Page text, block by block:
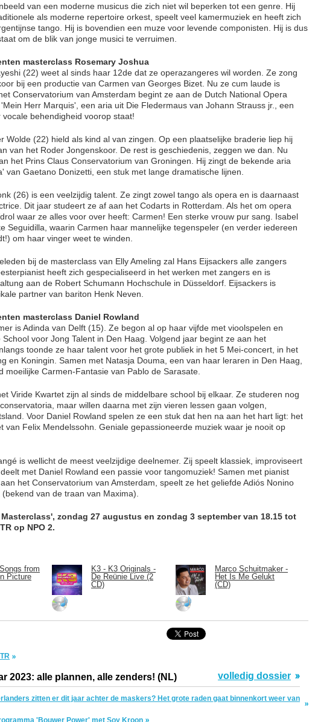
van een moderne musicus die zich niet wil beperken tot een genre. Hij
als moderne repertoire orkest, speelt veel kamermuziek en heeft zich
tango. Hij is bovendien een muze voor levende componisten. Hij is dus
om de blik van jonge musici te verruimen.
masterclass Rosemary Joshua
(22) weet al sinds haar 12de dat ze operazangeres wil worden. Ze zong
bij een productie van Carmen van Georges Bizet. Nu ze cum laude is
Conservatorium van Amsterdam begint ze aan de Dutch National Opera
Herr Marquis', een aria uit Die Fledermaus van Johann Strauss jr., een
vocale behendigheid voorop staat!
Wolde (22) hield als kind al van zingen. Op een plaatselijke braderie liep hij
van het Roder Jongenskoor. De rest is geschiedenis, zeggen we dan. Nu
het Prins Claus Conservatorium van Groningen. Hij zingt de bekende aria
van Gaetano Donizetti, een stuk met lange dramatische lijnen.
(26) is een veelzijdig talent. Ze zingt zowel tango als opera en is daarnaast
Dit jaar studeert ze af aan het Codarts in Rotterdam. Als het om opera
waar ze alles voor over heeft: Carmen! Een sterke vrouw pur sang. Isabel
Seguidilla, waarin Carmen haar mannelijke tegenspeler (en verder iedereen
om haar vinger weet te winden.
bij de masterclass van Elly Ameling zal Hans Eijsackers alle zangers
heeft zich gespecialiseerd in het werken met zangers en is
aan de Robert Schumann Hochschule in Düsseldorf. Eijsackers is
partner van bariton Henk Neven.
masterclass Daniel Rowland
is Adinda van Delft (15). Ze begon al op haar vijfde met vioolspelen en
voor Jong Talent in Den Haag. Volgend jaar begint ze aan het
toonde ze haar talent voor het grote publiek in het 5 Mei-concert, in het
en Koningin. Samen met Natasja Douma, een van haar leraren in Den Haag,
moeilijke Carmen-Fantasie van Pablo de Sarasate.
Viride Kwartet zijn al sinds de middelbare school bij elkaar. Ze studeren nog
maar willen daarna met zijn vieren lessen gaan volgen,
Voor Daniel Rowland spelen ze een stuk dat hen na aan het hart ligt: het
van Felix Mendelssohn. Geniale gepassioneerde muziek waar je nooit op
is wellicht de meest veelzijdige deelnemer. Zij speelt klassiek, improviseert
met Daniel Rowland een passie voor tangomuziek! Samen met pianist
het Conservatorium van Amsterdam, speelt ze het geliefde Adiós Nonino
van de traan van Maxima).
zondag 27 augustus en zondag 3 september van 18.15 tot
op NPO 2.
from
Picture
K3 - K3 Originals -
De Reünie Live (2
CD)
Marco Schuitmaker -
Het Is Me Gelukt
(CD)
2023: alle plannen, alle zenders! (NL) volledig dossier
zitten er dit jaar achter de maskers? Het grote raden gaat binnenkort weer van
'Bouwer Power' met Soy Kroon